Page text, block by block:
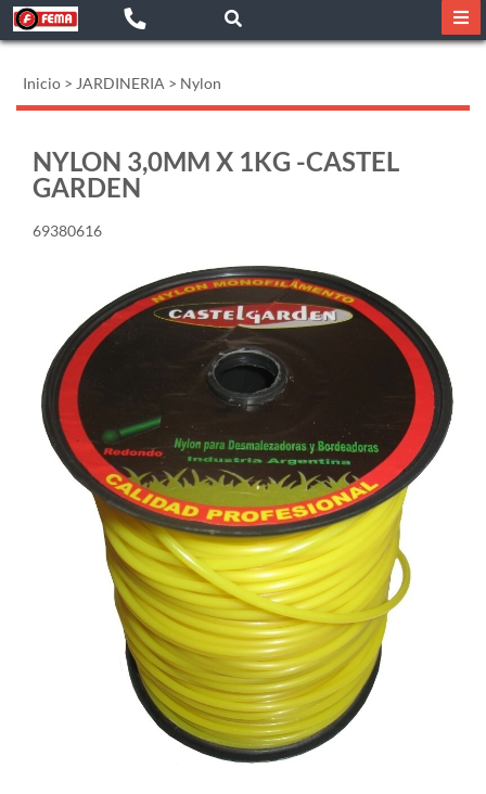
Inicio > JARDINERIA > Nylon
NYLON 3,0MM X 1KG -CASTEL
GARDEN
69380616